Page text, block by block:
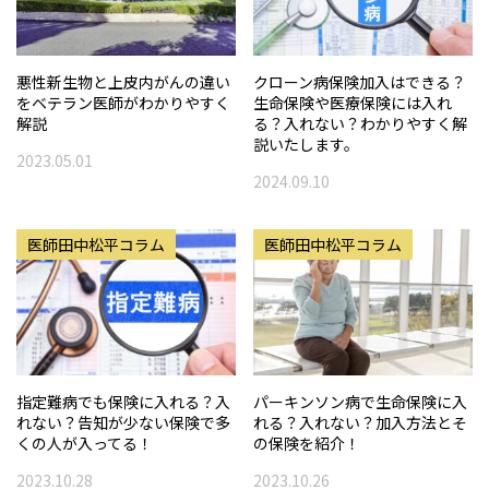
悪性新生物と上皮内がんの違い
をベテラン医師がわかりやすく
解説
2023.05.01
クローン病保険加入はできる？
生命保険や医療保険には入れ
る？入れない？わかりやすく解
説いたします。
2024.09.10
医師田中松平コラム
指定難病でも保険に入れる？入
れない？告知が少ない保険で多
くの人が入ってる！
2023.10.28
医師田中松平コラム
パーキンソン病で生命保険に入
れる？入れない？加入方法とそ
の保険を紹介！
2023.10.26